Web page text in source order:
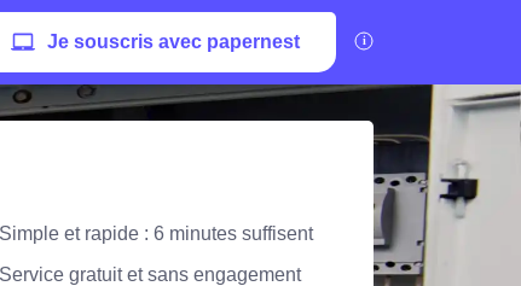
Je souscris avec papernest
Simple et rapide : 6 minutes suffisent
Service gratuit et sans engagement